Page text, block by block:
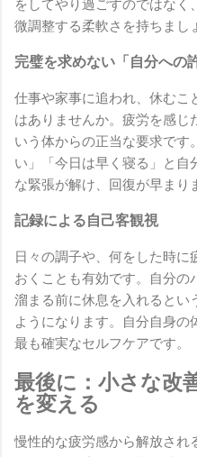
をしてやり過ごすのではなく
微調整する柔軟さを持ちまし
完璧を求めない「自分への
仕事や家事に追われ、休むこ
はありませんか。疲労を感じ
いう体からの正当な要求です
い」「今日は早く寝る」と自
な緊張が解け、回復が早まり
記録による自己客観視
日々の調子や、何をした時に
おくことも有効です。自分の
溜まる前に休息を入れるとい
ようになります。自分自身の
最も確実なセルフケアです。
最後に：小さな改
を変える
慢性的な疲労感から解放され